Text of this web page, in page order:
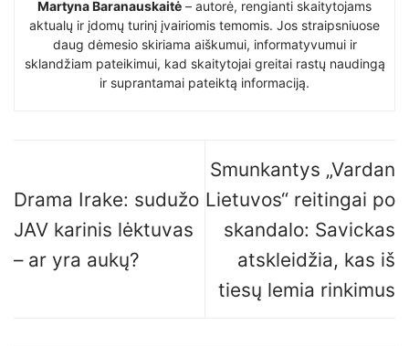
Martyna Baranauskaitė – autorė, rengianti skaitytojams
aktualų ir įdomų turinį įvairiomis temomis. Jos straipsniuose
daug dėmesio skiriama aiškumui, informatyvumui ir
sklandžiam pateikimui, kad skaitytojai greitai rastų naudingą
ir suprantamai pateiktą informaciją.
Drama Irake: sudužo
JAV karinis lėktuvas
– ar yra aukų?
Smunkantys „Vardan
Lietuvos“ reitingai po
skandalo: Savickas
atskleidžia, kas iš
tiesų lemia rinkimus